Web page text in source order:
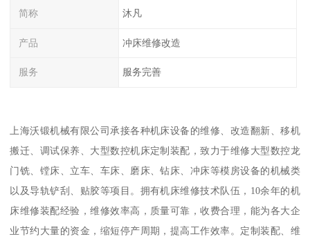
简称 沐凡
产品 冲床维修改造
服务 服务完善
上海沃锻机械有限公司承接各种机床设备的维修、改造翻新、移机
搬迁、调试保养、大型数控机床定制装配，致力于维修大型数控龙
门铣、镗床、立车、车床、磨床、钻床、冲床等模房设备的机械类
以及导轨铲刮、贴胶等项目。拥有机床维修技术队伍，10余年的机
床维修装配经验，维修效率高，质量可靠，收费合理，能为各大企
业节约大量的资金，缩短停产周期，提高工作效率。定制装配、维